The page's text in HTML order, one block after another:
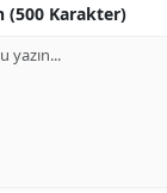
(500 Karakter)